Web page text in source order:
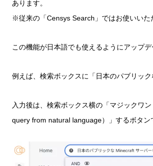
あります。
※従来の「Censys Search」ではお使いいた
この機能が日本語でも使えるようにアップ
例えば、検索ボックスに「日本のパブリッ
入力後は、検索ボックス横の「マジックワ
query from natural language）」するボタン